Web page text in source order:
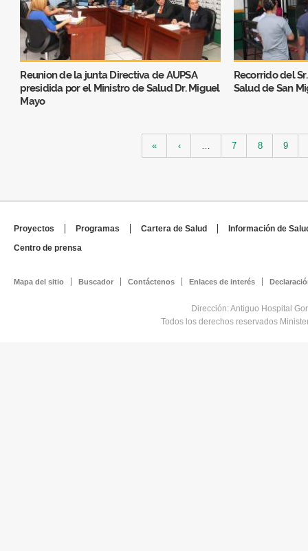
Reunion de la junta Directiva de AUPSA
presidida por el Ministro de Salud Dr. Miguel
Mayo
Recorrido del
Salud de San
« ‹ 7 8 9
Proyectos Programas Cartera de Salud
Información de
Centro de prensa
Mapa del sitio Buscador Contáctenos Enlaces de interés
Dirección: Antiguo Hospital
Todos los derechos reservados